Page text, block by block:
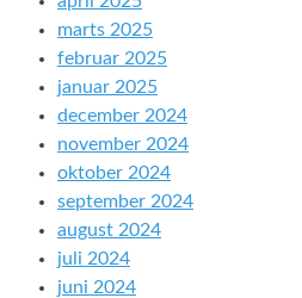
marts 2025
februar 2025
januar 2025
december 2024
november 2024
oktober 2024
september 2024
august 2024
juli 2024
juni 2024